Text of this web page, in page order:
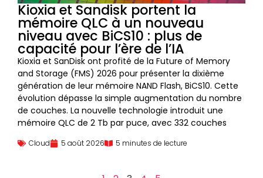
Kioxia et Sandisk portent la
mémoire QLC à un nouveau
niveau avec BiCS10 : plus de
capacité pour l’ère de l’IA
Kioxia et SanDisk ont profité de la Future of Memory
and Storage (FMS) 2026 pour présenter la dixième
génération de leur mémoire NAND Flash, BiCS10. Cette
évolution dépasse la simple augmentation du nombre
de couches. La nouvelle technologie introduit une
mémoire QLC de 2 Tb par puce, avec 332 couches
Cloud 5 août 2026 5 minutes de lecture